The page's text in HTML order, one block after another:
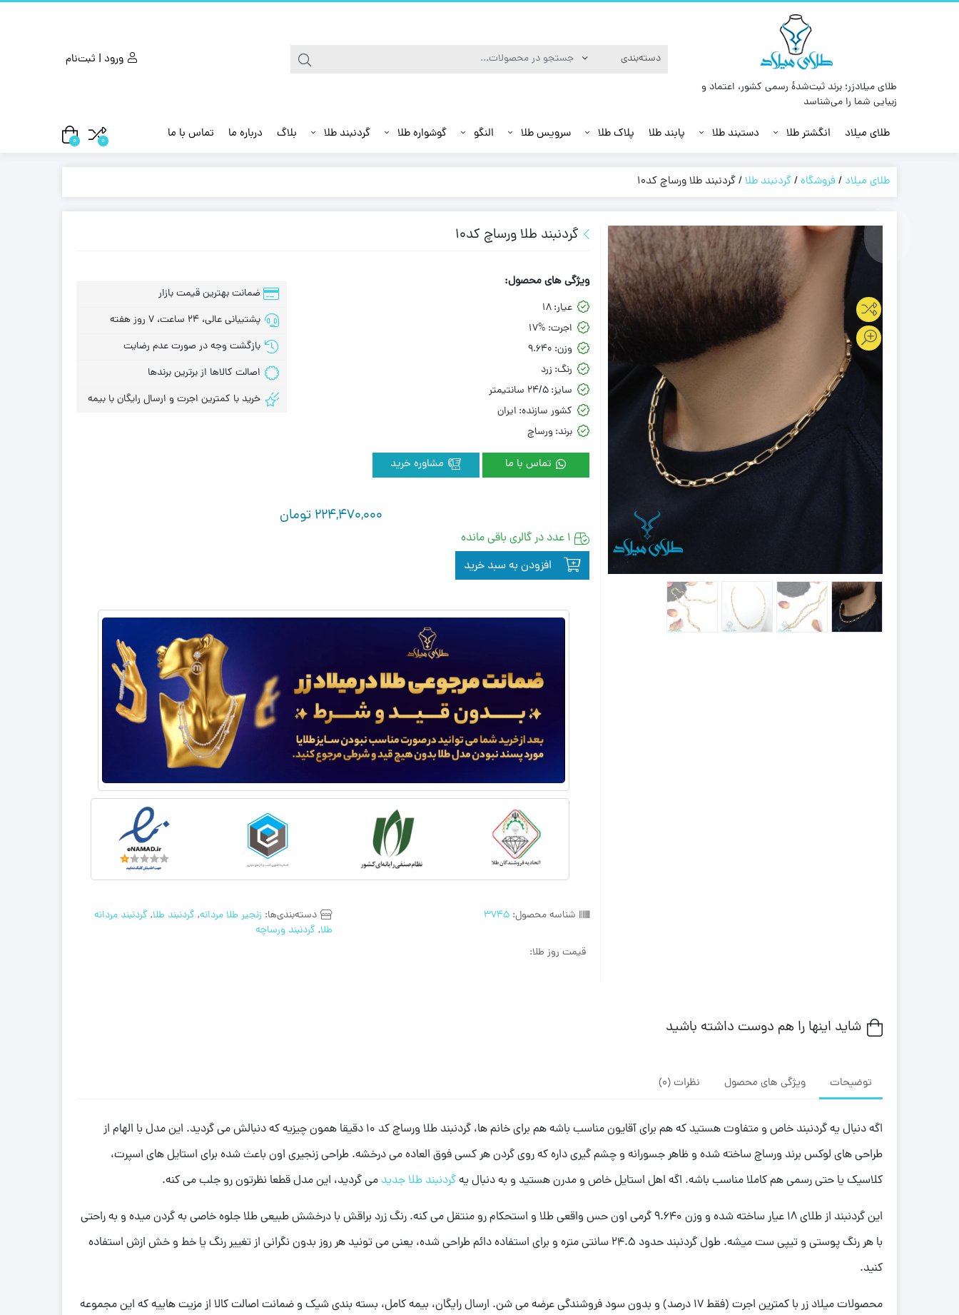
طلای میلادزر؛ برند ثبت‌شدهٔ رسمی کشور، اعتماد و
زیبایی شما را می‌شناسد
ورود | ثبت‌نام
طلای میلاد انگشتر طلا دستبند طلا پابند طلا پلاک طلا سرویس طلا النگو گوشواره طلا گردنبند طلا بلاگ درباره ما تماس با ما 0
0
طلای میلاد /فروشگاه/گردنبند طلا/گردنبند طلا ورساچ کد10
گردنبند طلا ورساچ کد10
شناسه محصول:3745 دسته‌بندی‌ها: زنجیر طلا مردانه, گردنبند طلا, گردنبند مردانه
طلا, گردنبند ورساچه
قیمت روز طلا:
ویژگی های محصول:
عیار: 18
اجرت: 17%
وزن: 9.640
رنگ: زرد
سایز: 24/5 سانتیمتر
کشور سازنده: ایران
برند: ورساچ
تماس با ما
ضمانت بهترین قیمت بازار
پشتیبانی عالی، 24 ساعت، 7 روز هفته
بازگشت وجه در صورت عدم رضایت
اصالت کالاها از برترین برندها
خرید با کمترین اجرت و ارسال رایگان با بیمه
224,470,000 تومان
1 عدد در گالری باقی مانده
افزودن به سبد خرید
شاید اینها را هم دوست داشته باشید
توضیحات ویژگی های محصول نظرات (0)
اگه دنبال یه گردنبند خاص و متفاوت هستید که هم برای آقایون مناسب باشه هم برای خانم ها، گردنبند طلا ورساچ کد 10 دقیقا همون چیزیه که دنبالش می گردید. این مدل با الهام از
طراحی های لوکس برند ورساچ ساخته شده و ظاهر جسورانه و چشم گیری داره که روی گردن هر کسی فوق العاده می درخشه. طراحی زنجیری اون باعث شده برای استایل های اسپرت،
کلاسیک یا حتی رسمی هم کاملا مناسب باشه. اگه اهل استایل خاص و مدرن هستید و به دنبال یهگردنبند طلا جدید می گردید، این مدل قطعا نظرتون رو جلب می کنه.
این گردنبند از طلای 18 عیار ساخته شده و وزن 9.640 گرمی اون حس واقعی طلا و استحکام رو منتقل می کنه. رنگ زرد براقش با درخشش طبیعی طلا جلوه خاصی به گردن میده و به راحتی
با هر رنگ پوستی و تیپی ست میشه. طول گردنبند حدود 24.5 سانتی متره و برای استفاده دائم طراحی شده، یعنی می تونید هر روز بدون نگرانی از تغییر رنگ یا خط و خش ازش استفاده
کنید.
محصولات میلاد زر با کمترین اجرت (فقط 17 درصد) و بدون سود فروشندگی عرضه می شن. ارسال رایگان، بیمه کامل، بسته بندی شیک و ضمانت اصالت کالا از مزیت هاییه که این مجموعه